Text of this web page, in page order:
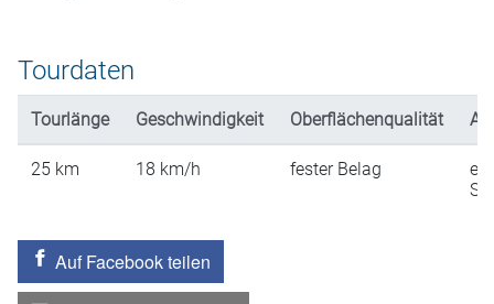
Tourdaten
Tourlänge Geschwindigkeit Oberflächenqualität
25 km 18 km/h fester Belag
Auf Facebook teilen